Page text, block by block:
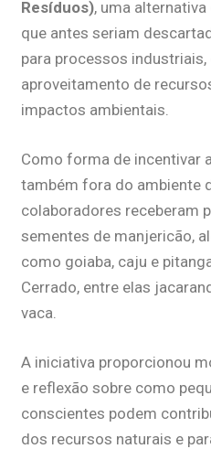
Resíduos), uma
que antes seriam
para processos
aproveitamento de
impactos ambientais.
Como forma de incentivar
também fora do ambiente
colaboradores receberam
sementes de manjericão,
como goiaba, caju e
Cerrado, entre elas
vaca.
A iniciativa proporcionou
e reflexão sobre como
conscientes podem
dos recursos naturais e